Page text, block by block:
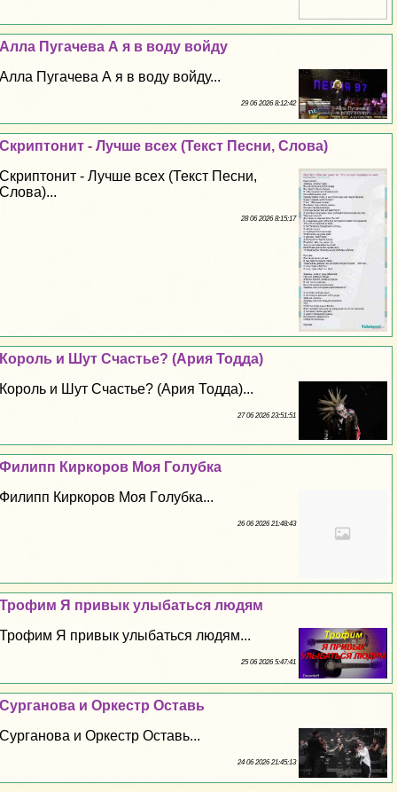
Алла Пугачева А я в воду войду
Алла Пугачева А я в воду войду...
29 06 2026 8:12:42
Скриптонит - Лучше всех (Текст Песни, Слова)
Скриптонит - Лучше всех (Текст Песни,
Слова)...
28 06 2026 8:15:17
Король и Шут Счастье? (Ария Тодда)
Король и Шут Счастье? (Ария Тодда)...
27 06 2026 23:51:51
Филипп Киркоров Моя Гoлyбка
Филипп Киркоров Моя Гoлyбка...
26 06 2026 21:48:43
Трофим Я привык улыбаться людям
Трофим Я привык улыбаться людям...
25 06 2026 5:47:41
Сурганова и Оркестр Оставь
Сурганова и Оркестр Оставь...
24 06 2026 21:45:13